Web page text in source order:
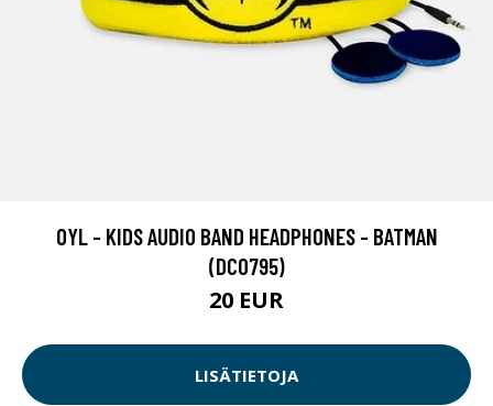
OYL - KIDS AUDIO BAND HEADPHONES - BATMAN
(DC0795)
20 EUR
LISÄTIETOJA